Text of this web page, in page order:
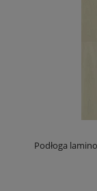
Podłoga